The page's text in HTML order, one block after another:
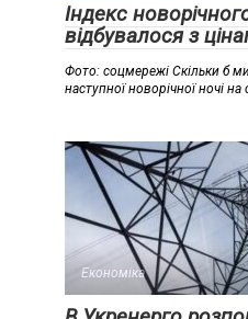
Індекс
відбувалося з
Фото: соцмережі Скільки б
наступної новорічної ночі
Економіка